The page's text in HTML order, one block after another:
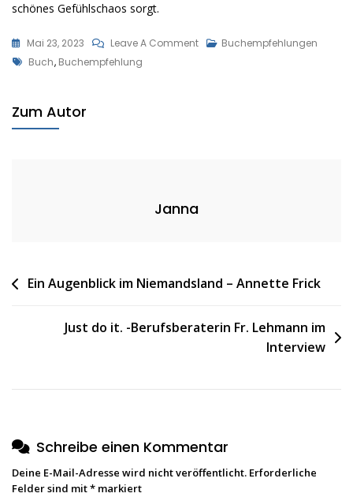
schönes Gefühlschaos sorgt.
Mai 23, 2023 Leave A CommentOn
Buchempfehlungen
Tags
Buch, Buchempfehlung
Zum Autor
Janna
Beitragsnavigation
Ein Augenblick im Niemandsland – Annette Frick
Just do it. -Berufsberaterin Fr. Lehmann im
Interview
Schreibe einen Kommentar
Deine E-Mail-Adresse wird nicht veröffentlicht. Erforderliche
Felder sind mit* markiert